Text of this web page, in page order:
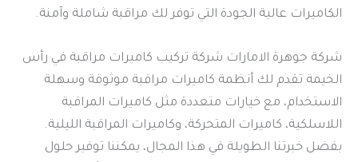
الكاميرات عالية الجودة التي توفر لك مراقبة شاملة وآمنة.
شركة جوهرة الامارات شركة تركيب كاميرات مراقبة في رأس
الخيمة تقدم لك أنظمة كاميرات مراقبة موثوقة وسهلة
الاستخدام، مع خيارات متعددة مثل كاميرات المراقبة
اللاسلكية، كاميرات المتحركة، وكاميرات المراقبة الليلية.
بفضل خبرتنا الطويلة في هذا المجال، يمكننا توفير حلول